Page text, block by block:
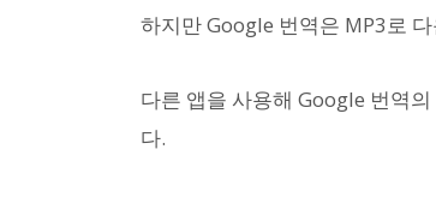
하지만 Google 번역은 MP3로
다른 앱을 사용해 Google 번역
다.